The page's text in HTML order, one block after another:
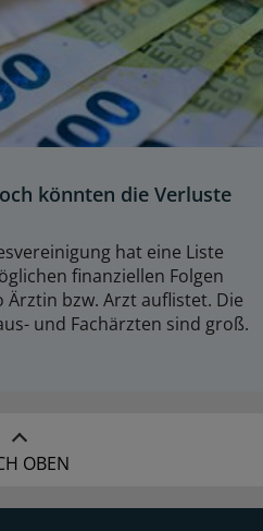
könnten die Verluste
hat eine Liste
finanziellen Folgen
Ärztin bzw. Arzt auflistet. Die
und Fachärzten sind groß.
OBEN